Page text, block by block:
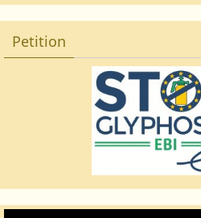
Petition